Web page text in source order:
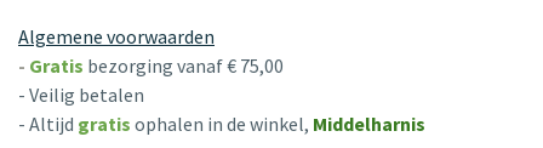
Algemene voorwaarden
- Gratis bezorging vanaf € 75,00
- Veilig betalen
- Altijd gratis ophalen in de winkel, Middelharnis